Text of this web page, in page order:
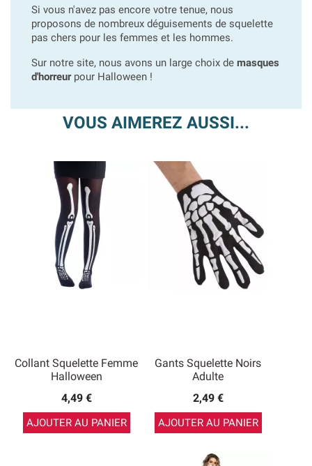
Si vous n'avez pas encore votre tenue, nous
proposons de nombreux déguisements de squelette
pas chers pour les femmes et les hommes.
Sur notre site, nous avons un large choix de masques
d'horreurpour Halloween !
VOUS AIMEREZ AUSSI...
Collant Squelette Femme
Halloween
4,49 €
AJOUTER AU PANIER
Gants Squelette Noirs
Adulte
2,49 €
AJOUTER AU PANIER